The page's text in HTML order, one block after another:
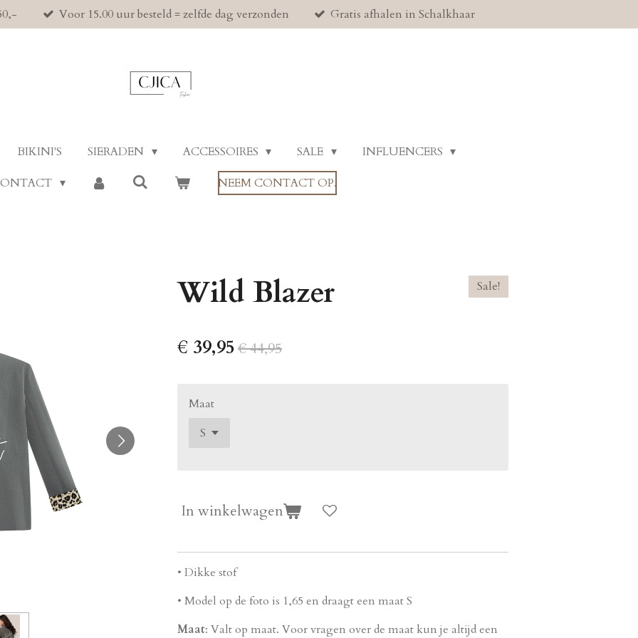
Voor 15.00 uur besteld = zelfde dag verzonden Gratis afhalen in Schalkhaar
BIKINI'S SIERADEN ACCESSOIRES SALE
INFLUENCERS
NEEM CONTACT OP.
Wild Blazer Sale!
€ 39,95€ 44,95
Maat
In winkelwagen
• Dikke stof
• Model op de foto is 1,65 en draagt een maat S
Maat: Valt op maat. Voor vragen over de maat kun je altijd een